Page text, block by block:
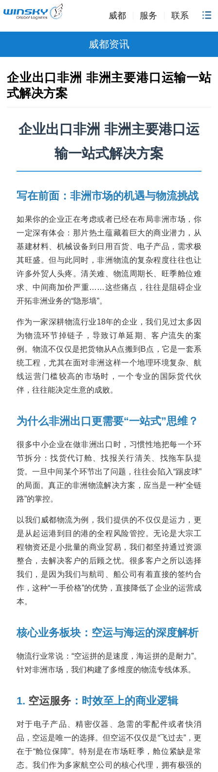
威都 服务 联系
威都资讯
企业出口非洲 非洲主要港口运输一站
式解决方案
企业出口非洲 非洲主要港口运
输一站式解决方案
写在前面：非洲市场的机遇与物流挑战
如果你的企业正在考虑或者已经在布局非洲市场，你
一定深有体会：那片热土蕴藏着巨大的商业潜力，从
基建材料、机械设备到日用百货、电子产品，需求极
其旺盛。但与此同时，非洲物流的复杂程度往往也让
许多外贸人头疼。清关难、物流周期长、旺季舱位难
求、中间商加价严重……这些痛点，往往是阻碍企业
开拓非洲业务的“隐形墙”。
作为一家深耕物流行业18年的企业，我们见过太多因
为物流环节掉链子，导致订单延期、客户流失的案
例。物流不仅仅是把货物从A点搬到B点，它是一套系
统工程，尤其在面对非洲这样一个地理环境复杂、航
线运营门槛较高的市场时，一个专业的国际货代伙
伴，往往能决定生意的成败。
为什么非洲出口更需要“一站式”思维？
很多中小企业在做非洲出口时，习惯性地把每一个环
节拆分：找货代订舱、找报关行清关、找拖车队提
货。一旦中间某个环节出了问题，往往会陷入“踢皮球”
的局面。真正的非洲物流解决方案，应当是一种“全链
路”的掌控。
以我们威都物流为例，我们提供的不仅仅是运力，更
是从起运港到目的港的全程风险管控。无论是大宗工
程物资还是小批量的商业贸易，我们都坚持通过资源
整合，去解决客户的后顾之忧。很多客户之所以选择
我们，是因为我们与航司、船公司有着直接的签约合
作，这种“一手价格”的优势，直接降低了企业的运营成
本。
核心业务板块：空运与海运的深度解析
物流行业常说：“空运拼的是速度，海运拼的是耐力”。
针对非洲市场，我们构建了多维度的物流专线体系。
1. 空运服务 ：时效至上的商业逻辑
对于电子产品、精密仪器、急需的零配件或者快消
品，空运是唯一的选择。但空运不仅仅是“飞过去”，更
在于“舱位保障”。特别是在市场旺季，舱位紧缺是常
态。我们作为多家航空公司的核心代理，拥有极强的